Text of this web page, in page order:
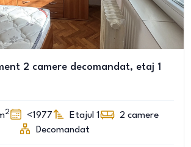
2 camere decomandat, etaj 1
2 <1977 Etajul 1 2 camere
Decomandat